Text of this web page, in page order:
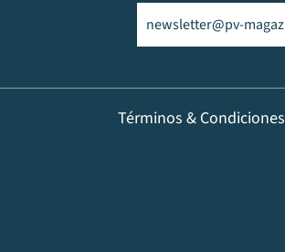
(Obligatorio)
Términos & Condiciones